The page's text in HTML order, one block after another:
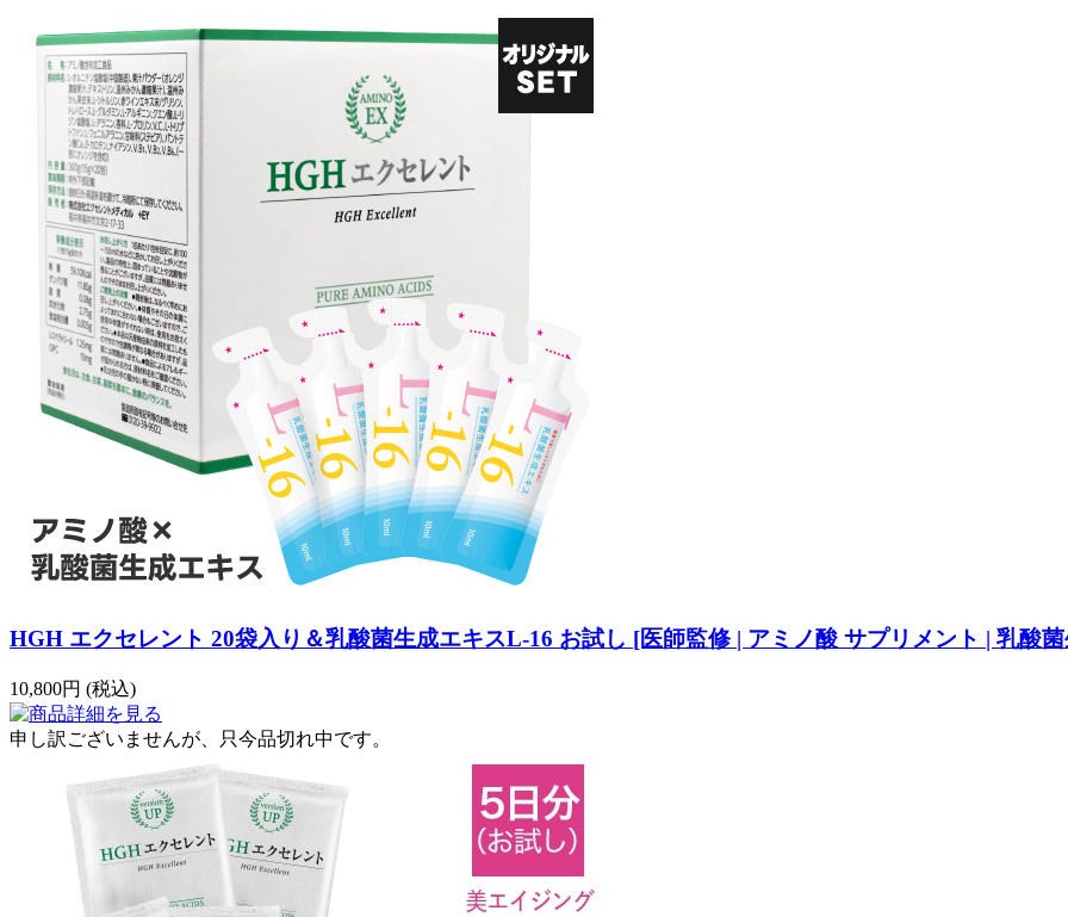
HGH エクセレント 20袋入り＆乳酸菌生成エキスL-16 お試し [医師監修 | アミノ酸 サプリメント | 乳酸
10,800円 (税込)
申し訳ございませんが、只今品切れ中です。